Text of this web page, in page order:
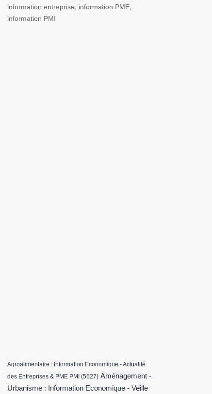
information entreprise, information PME,
information PMI
Agroalimentaire : Information Economique - Actualité
des Entreprises & PME PMI (5627) Aménagement -
Urbanisme : Information Economique - Veille